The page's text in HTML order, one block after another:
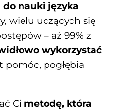
do nauki języka
wielu uczących się
– aż 99% z
wykorzystać
pomóc, pogłębia
Ci metodę, która